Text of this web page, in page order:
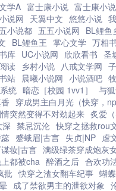
学A 富士康小说 富士康小说
说网 天翼中文 悠悠小说
小说都 五五小说网 BL鲤鱼
BL鲤鱼王 掌心文学 万相
库 UC小说网 欣欣看书 圣
读 乡村小说 八戒文学网
站 晨曦小说网 小说酒吧
统 暗恋［校园 1vv1］ 与
穿成男主白月光（快穿，
突然变得不对劲起来 炙爱
深 禁忌沉沦 快穿之拯救rou
蹙蛾眉|古言 失贞|NP 虐
妆|古言 满级绿茶穿成炮灰
都被cha 醉酒之后 合欢功
批 快穿之渣女翻车纪事 蝴
成了禁欲男主的泄欲对象